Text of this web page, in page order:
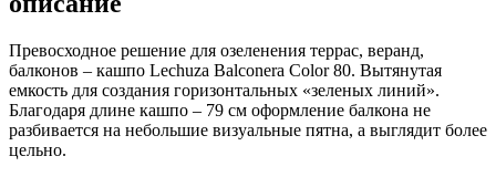
Превосходное решение для озеленения террас, веранд,
балконов – кашпо Lechuza Balconera Color 80. Вытянутая
емкость для создания горизонтальных «зеленых линий».
Благодаря длине кашпо – 79 см оформление балкона не
разбивается на небольшие визуальные пятна, а выглядит более
цельно.